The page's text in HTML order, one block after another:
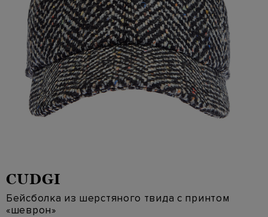
CUDGI
Бейсболка из шерстяного твида с принтом
«шеврон»